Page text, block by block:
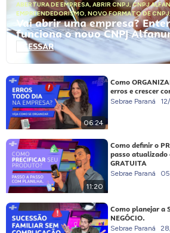
ABERTURA DE EMPRESA, ABRIR CNPJ,CNPJ
EMPREENDEDORISMO, NOVO FORMATO DE CNPJ
Vai abrir uma empresa?
funciona o novo CNPJ
ACESSAR
06:24
Como
erros e crescer
Sebrae Paraná
11:20
Como definir o
passo
GRATUITA
Sebrae Paraná
Como planejar a
NEGÓCIO.
Sebrae Paraná